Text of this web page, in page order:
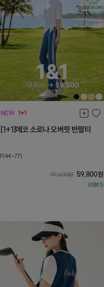
[1+1]에코 소로나 오버핏 반팔티
F(44-77)
79,600원 59,800원
(리뷰:1)